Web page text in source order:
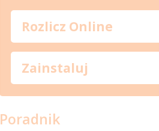
Rozlicz Online
Zainstaluj
Poradnik